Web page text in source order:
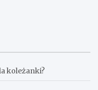
koleżanki?